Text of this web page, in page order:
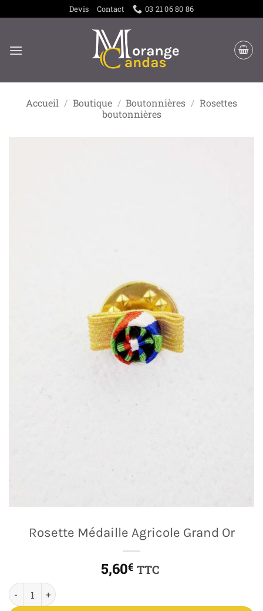
au
Devis Contact 03 21 06 80 86
Accueil / Boutique / Boutonnières / Rosettes
boutonnières
Rosette Médaille Agricole Grand Or
5,60€ TTC
quantité de Rosette Médaille Agricole Grand Or